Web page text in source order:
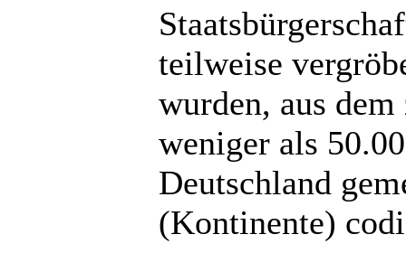
teilweise
wurden, aus
weniger als
Deutschland
(Kontinente)